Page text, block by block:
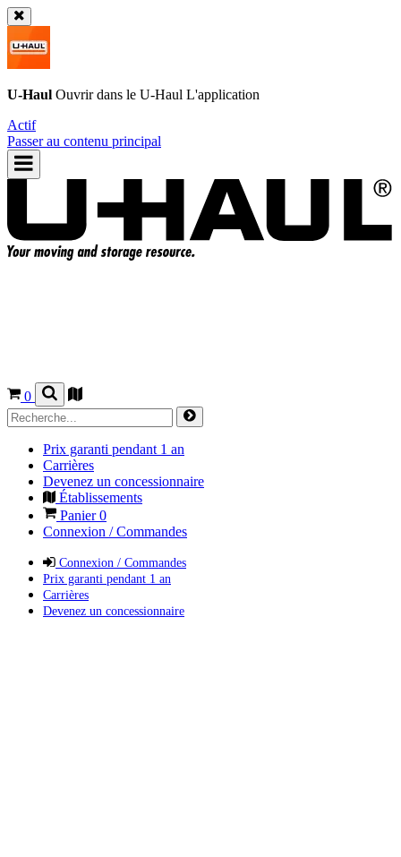
U-Haul Ouvrir dans le U-Haul L'application
Actif
Passer au contenu principal
0
Prix garanti pendant 1 an
Carrières
Devenez un concessionnaire
Établissements
Panier0
Connexion / Commandes
Connexion / Commandes
Prix garanti pendant 1 an
Carrières
Devenez un concessionnaire